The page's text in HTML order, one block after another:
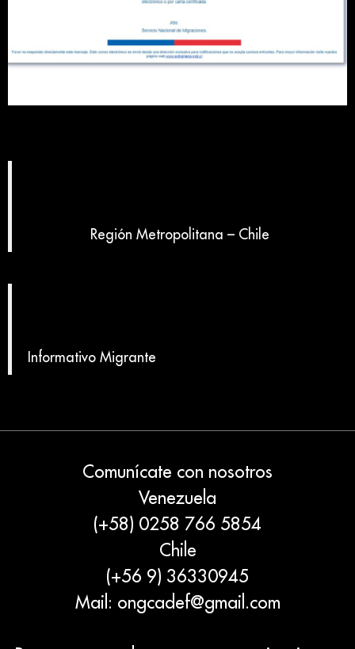
Región Metropolitana – Chile
Informativo Migrante
Comunícate con nosotros
Venezuela
(+58) 0258 766 5854
Chile
(+56 9) 36330945
Mail: ongcadef@gmail.com